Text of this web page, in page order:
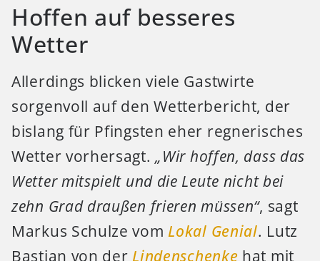
Hoffen auf besseres
Wetter
Allerdings blicken viele Gastwirte
sorgenvoll auf den Wetterbericht, der
bislang für Pfingsten eher regnerisches
Wetter vorhersagt. „Wir hoffen, dass das
Wetter mitspielt und die Leute nicht bei
zehn Grad draußen frieren müssen“, sagt
Markus Schulze vom Lokal Genial. Lutz
Bastian von der Lindenschenke hat mit